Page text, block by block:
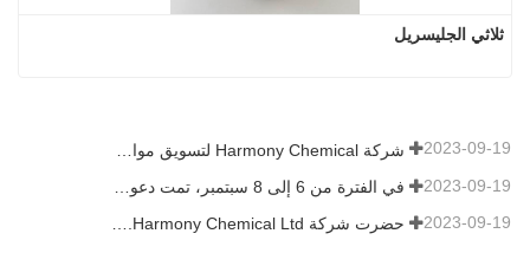
ثلاثي الجليسريل
2023-09-19
2023-09-19
حضرت شركة Harmony Chemical Ltd. معرض ICIF China 2019 الذي عقد في الفترة من 16 إلى 18 سبتمبر 2019 في شنغهاي، الصين. 2023-09-19